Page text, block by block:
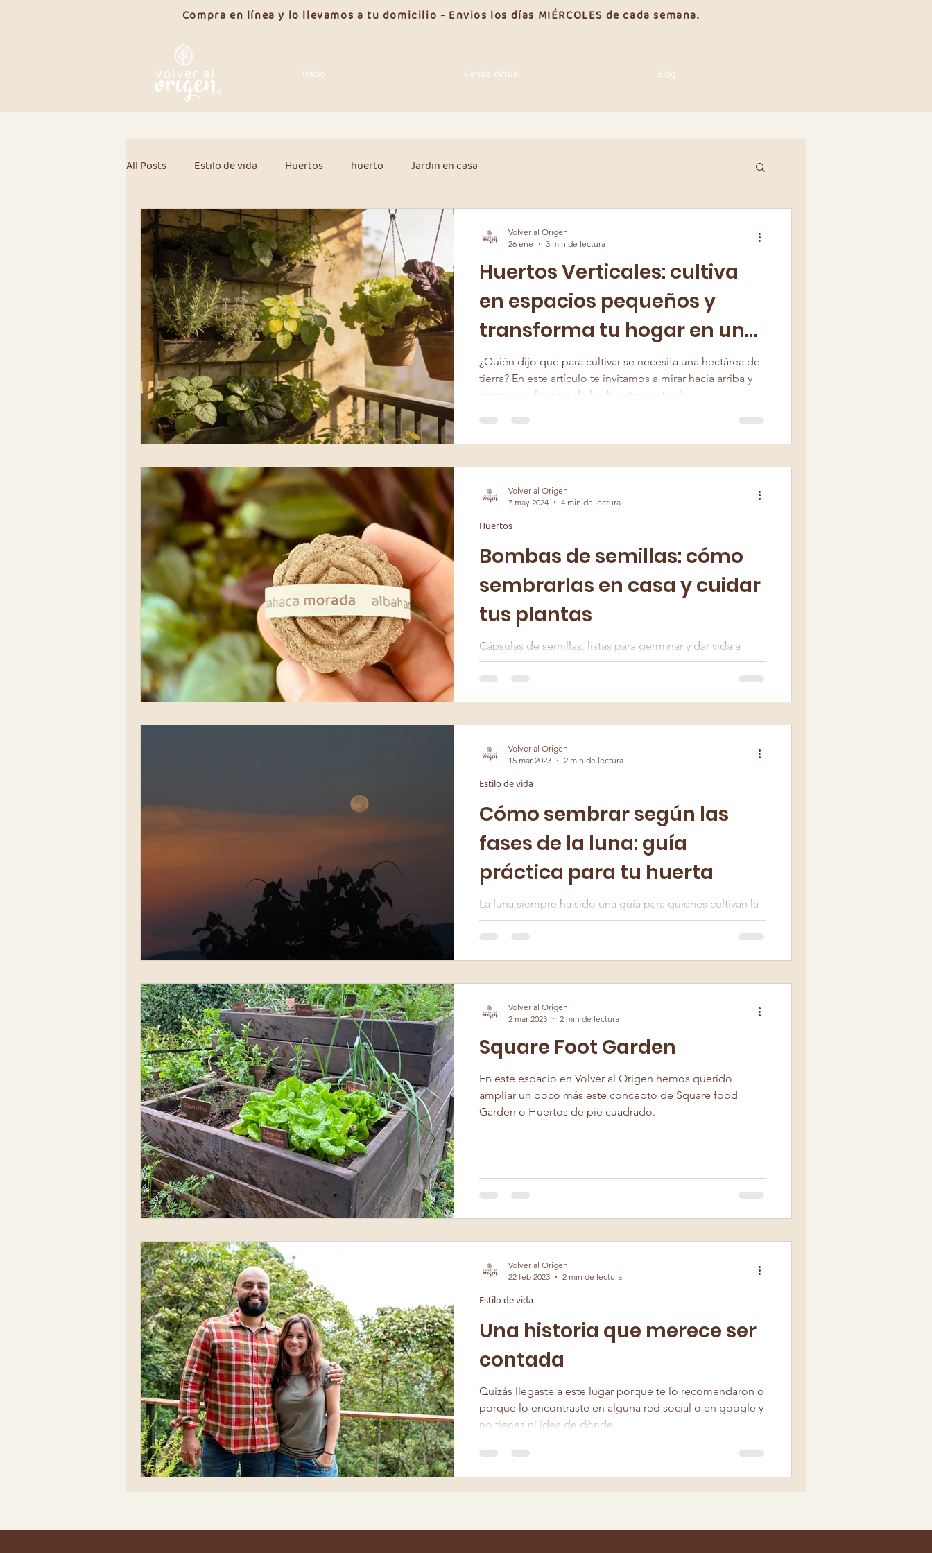
Compra en línea y lo llevamos a tu domicilio - Envios los días MIÉRCOLES de cada semana.
Inicio Tienda Virtual Blog
All Posts Estilo de vida Huertos huerto Jardin en casa
Huertos Verticales: cultiva
en espacios pequeños y
transforma tu hogar en un
oasis verde
¿Quién dijo que para cultivar se necesita una hectárea de
tierra? En este artículo te invitamos a mirar hacia arriba y
descubrir el poder de los huertos verticales.
Volver al Origen
26 ene
3 min de lectura
Bombas de semillas: cómo
sembrarlas en casa y cuidar
tus plantas
Cápsulas de semillas, listas para germinar y dar vida a
plantas llena con medicina.
Huertos
Volver al Origen
7 may 2024
4 min de lectura
Cómo sembrar según las
fases de la luna: guía
práctica para tu huerta
La luna siempre ha sido una guía para quienes cultivan la
tierra con sabiduría ancestral. Su presencia no solo marca
los ritmos del mar o del cuerpo humano, también influye
Estilo de vida
Volver al Origen
15 mar 2023
2 min de lectura
Square Foot Garden
En este espacio en Volver al Origen hemos querido
ampliar un poco más este concepto de Square food
Garden o Huertos de pie cuadrado.
Volver al Origen
2 mar 2023
2 min de lectura
Una historia que merece ser
contada
Quizás llegaste a este lugar porque te lo recomendaron o
porque lo encontraste en alguna red social o en google y
no tienes ni idea de dónde
Estilo de vida
Volver al Origen
22 feb 2023
2 min de lectura